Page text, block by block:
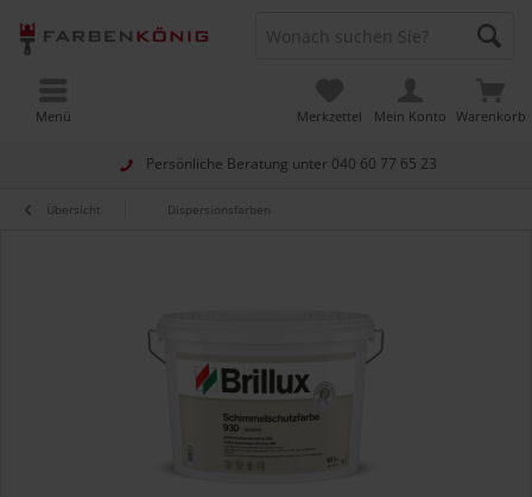
Persönliche Beratung unter 040 60 77 65 23
Warenkorb
Merkzettel Mein Konto
Menü
Übersicht Dispersionsfarben